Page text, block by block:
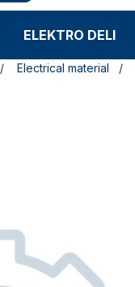
ELEKTRO DELI
Electrical material